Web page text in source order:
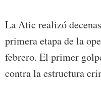
La Atic realizó
primera etapa de la
febrero. El primer
contra la estructura